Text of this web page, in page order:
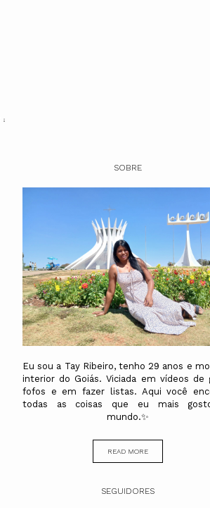
SOBRE
Eu sou a Tay Ribeiro, tenho 29 anos e
interior do Goiás. Viciada em vídeos de
fofos e em fazer listas. Aqui você
todas as coisas que eu mais
mundo.✨
READ MORE
SEGUIDORES